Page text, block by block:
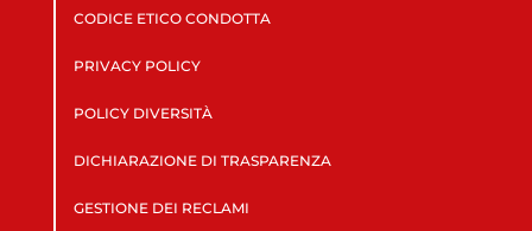
CODICE ETICO CONDOTTA
PRIVACY POLICY
POLICY DIVERSITÀ
DICHIARAZIONE DI TRASPARENZA
GESTIONE DEI RECLAMI